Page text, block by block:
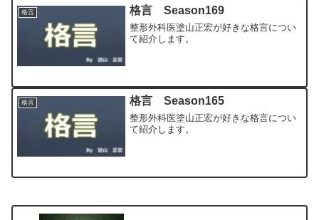
格言 格言 Season169
整形外科医塗山正宏が好きな格言につい
て紹介します。
格言 格言 Season165
整形外科医塗山正宏が好きな格言につい
て紹介します。